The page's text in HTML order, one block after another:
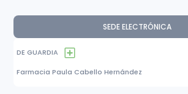
SEDE ELECTRÓNICA
DE GUARDIA
Farmacia Paula Cabello Hernández